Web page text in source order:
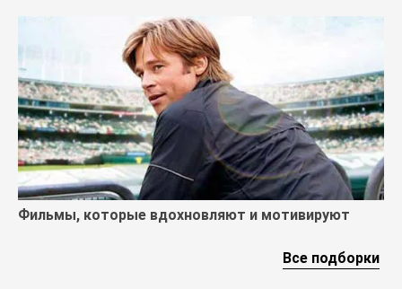
Фильмы, которые вдохновляют и мотивируют
Все подборки